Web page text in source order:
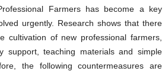
Farmers has become a key
urgently. Research shows that there
cultivation of new professional farmers,
support, teaching materials and simple
the following countermeasures are